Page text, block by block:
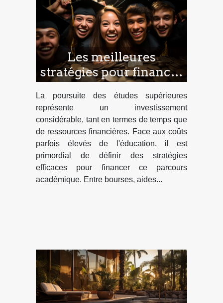
Les meilleures
stratégies pour financer
ses études supérieures
La poursuite des études supérieures
représente un investissement
considérable, tant en termes de temps que
de ressources financières. Face aux coûts
parfois élevés de l'éducation, il est
primordial de définir des stratégies
efficaces pour financer ce parcours
académique. Entre bourses, aides...